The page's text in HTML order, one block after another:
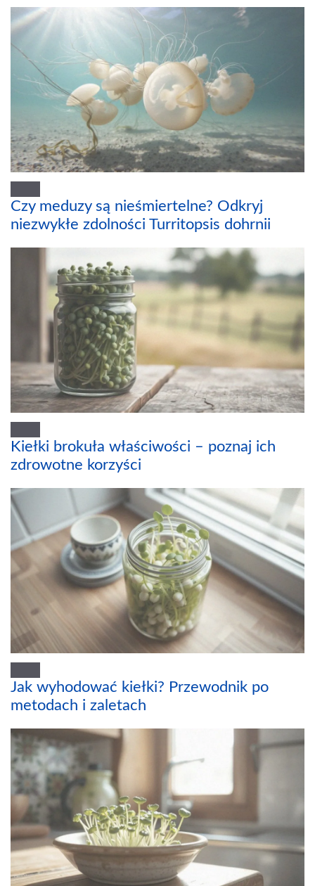
Czy meduzy są nieśmiertelne? Odkryj
niezwykłe zdolności Turritopsis dohrnii
Kiełki brokuła właściwości – poznaj ich
zdrowotne korzyści
Jak wyhodować kiełki? Przewodnik po
metodach i zaletach